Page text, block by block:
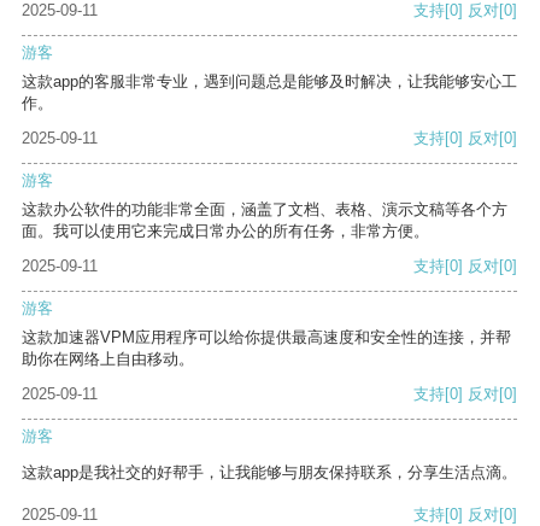
2025-09-11 支持[0] 反对[0]
游客
这款app的客服非常专业，遇到问题总是能够及时解决，让我能够安心工
作。
2025-09-11
支持[0] 反对[0]
游客
这款办公软件的功能非常全面，涵盖了文档、表格、演示文稿等各个方
面。我可以使用它来完成日常办公的所有任务，非常方便。
2025-09-11
支持[0] 反对[0]
游客
这款加速器VPM应用程序可以给你提供最高速度和安全性的连接，并帮
助你在网络上自由移动。
2025-09-11
支持[0] 反对[0]
游客
这款app是我社交的好帮手，让我能够与朋友保持联系，分享生活点滴。
2025-09-11 支持[0] 反对[0]